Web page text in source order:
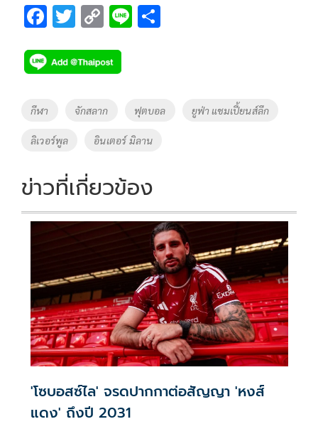
F
e
b
o
o
k
T
tt
er
C
p
y
Li
k
Li
Tags
กีฬา จักสลาก ฟุตบอล ยูฟ่า แชมเปี้ยนส์ลีก
ลิเวอร์พูล อินเตอร์ มิลาน
ข่าวที่เกี่ยวข้อง
'โซบอสซ์ไล' จรดปากกาต่อสัญญา 'หงส์
แดง' ถึงปี 2031